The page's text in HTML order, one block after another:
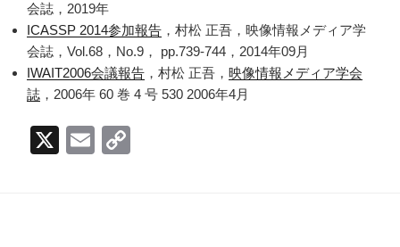
会誌，2019年
ICASSP 2014参加報告 ，村松 正吾，映像情報メディア学
会誌，Vol.68，No.9， pp.739-744，2014年09月
IWAIT2006会議報告 ，村松 正吾， 映像情報メディア学会
誌 ，2006年 60 巻 4 号 530 2006年4月
X
E